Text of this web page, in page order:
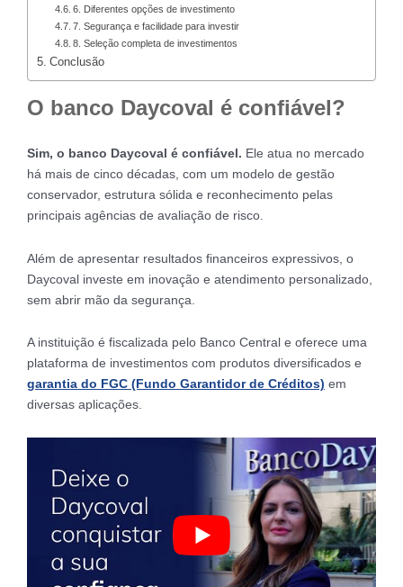
6. Diferentes opções de investimento
7. Segurança e facilidade para investir
8. Seleção completa de investimentos
Conclusão
O banco Daycoval é confiável?
Sim, o banco Daycoval é confiável. Ele atua no mercado
há mais de cinco décadas, com um modelo de gestão
conservador, estrutura sólida e reconhecimento pelas
principais agências de avaliação de risco.
Além de apresentar resultados financeiros expressivos, o
Daycoval investe em inovação e atendimento personalizado,
sem abrir mão da segurança.
A instituição é fiscalizada pelo Banco Central e oferece uma
plataforma de investimentos com produtos diversificados e
garantia do FGC (Fundo Garantidor de Créditos) em
diversas aplicações.